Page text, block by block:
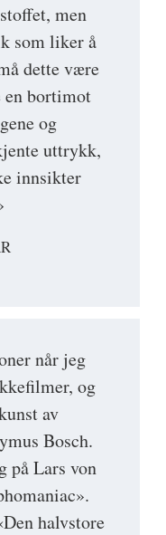
men
som liker å
dette være
en bortimot
og
uttrykk,
innsikter
når jeg
og
av
Bosch.
på Lars von
halvstore